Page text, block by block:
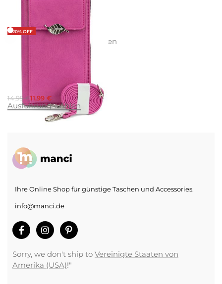
-20% OFF
Umhängetaschen
Beste kleine
Umhängen Damen
Mädchen
14,99€11,99 €
Ausführung wählen
Ihre Online Shop für günstige Taschen und Accessories.
info@manci.de
Sorry, we don't ship to Vereinigte Staaten von
Amerika (USA)!"